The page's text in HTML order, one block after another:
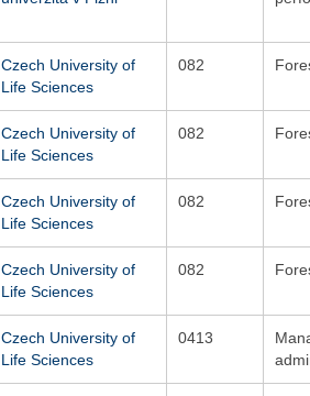
Czech University of
Life Sciences
082
Czech University of
Life Sciences
082
Czech University of
Life Sciences
082
Czech University of
Life Sciences
082
Czech University of
Life Sciences
0413